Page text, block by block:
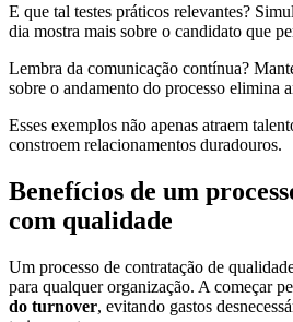
E que tal testes práticos relevantes?
dia mostra mais sobre o candidato que
Lembra da comunicação contínua?
sobre o andamento do processo elimina
Esses exemplos não apenas atraem
constroem relacionamentos duradouros.
Benefícios de um
com qualidade
Um processo de contratação de
para qualquer organização. A começar
do turnover, evitando gastos